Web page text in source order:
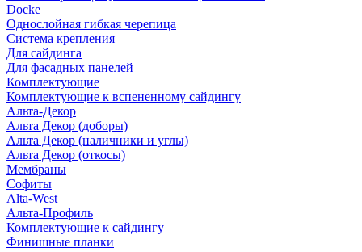
Docke
Однослойная гибкая черепица
Система крепления
Для сайдинга
Для фасадных панелей
Комплектующие
Комплектующие к вспененному сайдингу
Альта-Декор
Альта Декор (доборы)
Альта Декор (наличники и углы)
Альта Декор (откосы)
Мембраны
Софиты
Alta-West
Альта-Профиль
Комплектующие к сайдингу
Финишные планки